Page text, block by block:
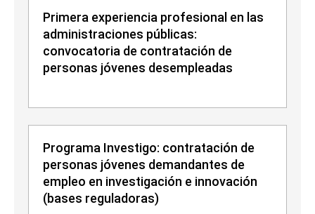
Primera experiencia profesional en las
administraciones públicas:
convocatoria de contratación de
personas jóvenes desempleadas
Programa Investigo: contratación de
personas jóvenes demandantes de
empleo en investigación e innovación
(bases reguladoras)